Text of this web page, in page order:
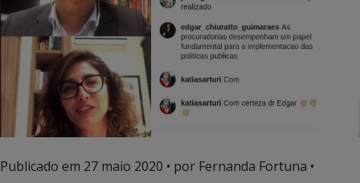
Publicado em 27 maio 2020 • por Fernanda Fortuna •